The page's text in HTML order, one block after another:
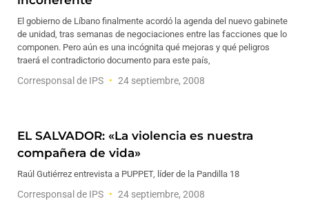
El gobierno de Líbano finalmente acordó la agenda del nuevo gabinete
de unidad, tras semanas de negociaciones entre las facciones que lo
componen. Pero aún es una incógnita qué mejoras y qué peligros
traerá el contradictorio documento para este país,
Corresponsal de IPS 24 septiembre, 2008
EL SALVADOR: «La violencia es nuestra
compañera de vida»
Raúl Gutiérrez entrevista a PUPPET, líder de la Pandilla 18
Corresponsal de IPS 24 septiembre, 2008